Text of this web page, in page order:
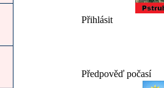
Přihlásit
Předpověď počasí